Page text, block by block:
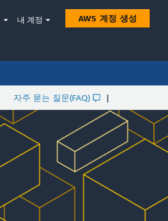
내 계정 AWS 계정 생성
자주 묻는 질문(FAQ) |